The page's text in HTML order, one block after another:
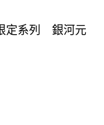
定系列 銀河元